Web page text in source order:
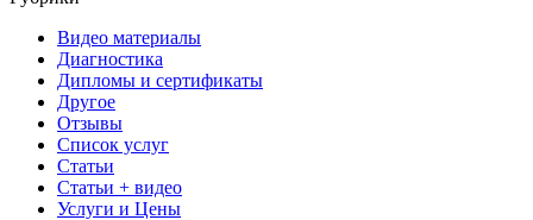
Видео материалы
Диагностика
Дипломы и сертификаты
Другое
Отзывы
Список услуг
Статьи
Статьи + видео
Услуги и Цены